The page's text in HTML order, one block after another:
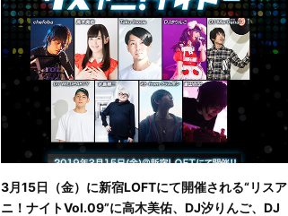
3月15日（金）に新宿LOFTにて開催される“リスア
ニ！ナイトVol.09”に高木美佑、DJ汐りんご、DJ